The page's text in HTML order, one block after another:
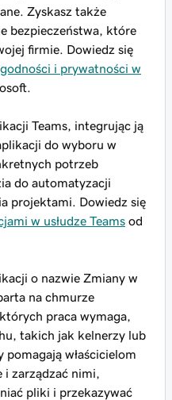
Zyskasz także
bezpieczeństwa, które
firmie. Dowiedz się
i prywatności w
Teams, integrując ją
do wyboru w
potrzeb
do automatyzacji
projektami. Dowiedz się
w usłudze Teams od
o nazwie Zmiany w
na chmurze
praca wymaga,
takich jak kelnerzy lub
właścicielom
i zarządzać nimi,
pliki i przekazywać